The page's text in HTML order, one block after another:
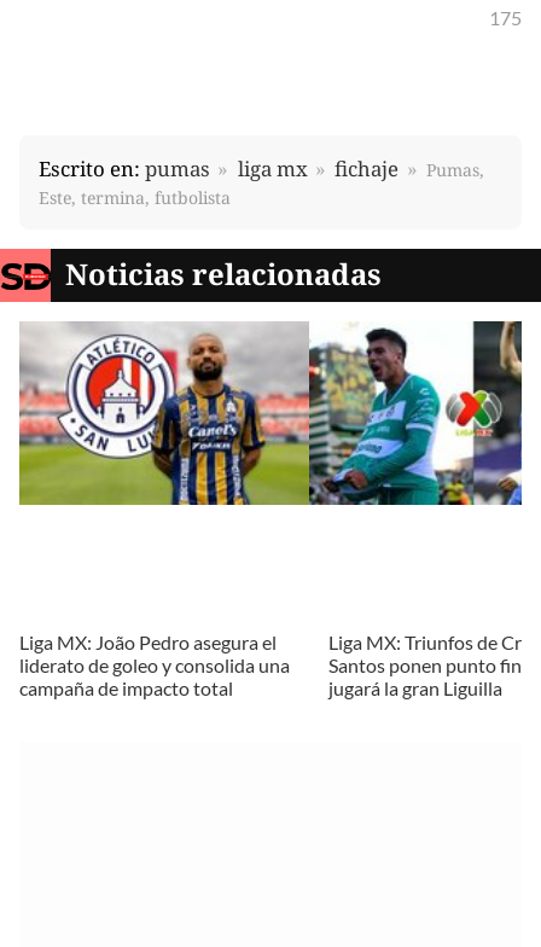
175
Escrito en: pumas liga mx fichaje
Pumas,
Este, termina, futbolista
Noticias relacionadas
Liga MX: João Pedro asegura el
liderato de goleo y consolida una
campaña de impacto total
Liga MX: Triunfos de
Santos ponen punto
jugará la gran Liguilla